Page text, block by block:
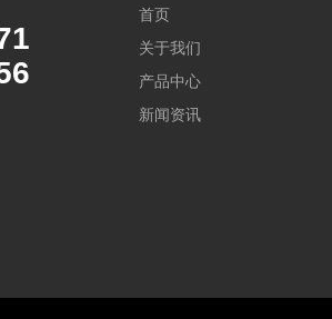
首页
关于我们
产品中心
新闻资讯